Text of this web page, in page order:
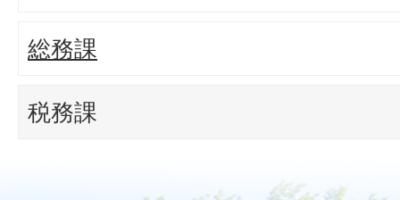
総務課
税務課